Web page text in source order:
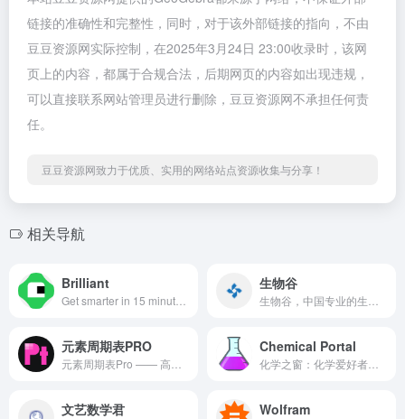
链接的准确性和完整性，同时，对于该外部链接的指向，不由
豆豆资源网实际控制，在2025年3月24日 23:00收录时，该网
页上的内容，都属于合规合法，后期网页的内容如出现违规，
可以直接联系网站管理员进行删除，豆豆资源网不承担任何责
任。
豆豆资源网致力于优质、实用的网络站点资源收集与分享！
相关导航
Brilliant 生物谷
元素周期表PRO Chemical Portal
文艺数学君 Wolfram